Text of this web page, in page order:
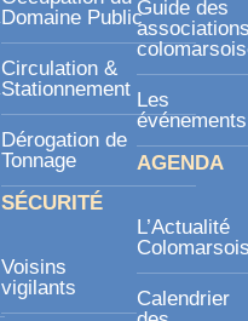
Domaine Public
Circulation &
Stationnement
Dérogation de
Tonnage
SÉCURITÉ
Voisins
vigilants
Guide des
Les
événements
AGENDA
L’Actualité
Calendrier